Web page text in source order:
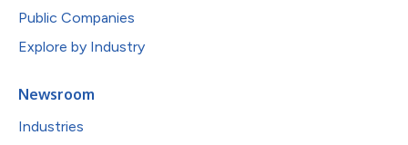
Public Companies
Explore by Industry
Newsroom
Industries